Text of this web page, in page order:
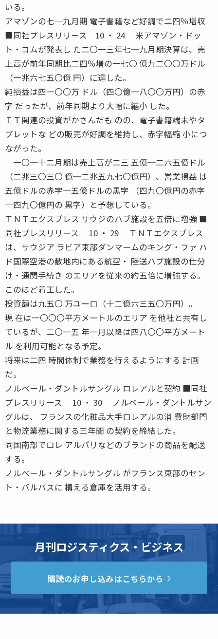
いる。
アマゾンの七─九月期 電子書籍など好調で二四％増収
■同社プレスリリース 10 ・ 24 米アマゾン・ドッ
ト・コムが発表し た二〇一三年七─九月期決算は、売
上高が前年同期比二四％増の一七〇 億九二〇〇万ドル
（一兆六七五〇億 円）に達した。
純損益は四一〇〇万 ドル（四〇億一八〇〇万円）の赤
字 だったが、前年同期より大幅に縮小 した。
ＩＴ関連の投資がかさんだも のの、電子書籍端末やタ
ブレットな どの販売が好調を維持し、赤字幅縮 小につ
ながった。
一〇─十二月期は売上高が二三 五億─二六五億ドル
（二兆三〇三〇 億─二兆五九七〇億円）、営業損益 は
五億ドルの赤字─五億ドルの黒字 （四九〇億円の赤字
─四九〇億円の 黒字）と予想している。
ＴＮＴエクスプレス サウジのハブ施設を五倍に増強 ■
同社プレスリリース 10 ・ 29 ＴＮＴエクスプレス
は、サウジア ラビア東部ダンマームのキング・ファ ハ
ド国際空港の敷地内にある航空・ 陸送ハブ施設の仕分
け・通関手続き のエリアを従来の約五倍に増強する。
このほど着工した。
投資額は九五〇 万ユーロ（十二億六三五〇万円）。
現 在は一〇〇〇平方メートルのエリア を他社と共有し
ているが、二〇一五 年一月以降は四八〇〇平方メート
ル を利用可能となる予定。
将来は二四 時間体制で業務を行えるようにする 計画
だ。
ノルベール・ダントルサングル ロレアルと契約 ■同社
プレスリリース 10 ・ 30 ノルベール・ダントルサン
グルは、 フランスの化粧品大手ロレアルの消 費財部門
と物流業務に関する三年間 の契約を締結した。
同国南部でロレ アルパリなどのブランドの商品を配送
する。
ノルベール・ダントルサングル がフランス東部のセン
ト・バルバスに 構える倉庫を活用する。
月刊ロジスティクス・ビジネス
購読のお申し込みはこちらから